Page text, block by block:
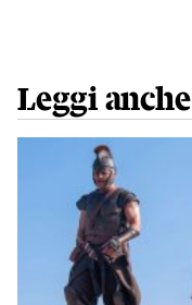
Leggi anche